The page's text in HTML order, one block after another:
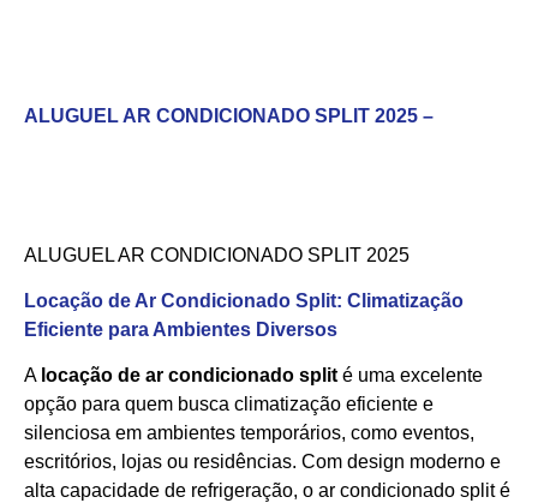
ALUGUEL AR CONDICIONADO SPLIT 2025 –
ALUGUEL AR CONDICIONADO SPLIT 2025
Locação de Ar Condicionado Split: Climatização
Eficiente para Ambientes Diversos
A locação de ar condicionado split é uma excelente
opção para quem busca climatização eficiente e
silenciosa em ambientes temporários, como eventos,
escritórios, lojas ou residências. Com design moderno e
alta capacidade de refrigeração, o ar condicionado split é